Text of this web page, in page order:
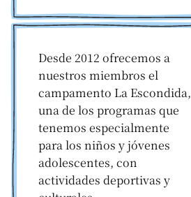
Desde 2012 ofrecemos a
nuestros miembros el
campamento La Escondida,
una de los programas que
tenemos especialmente
para los niños y jóvenes
adolescentes, con
actividades deportivas y